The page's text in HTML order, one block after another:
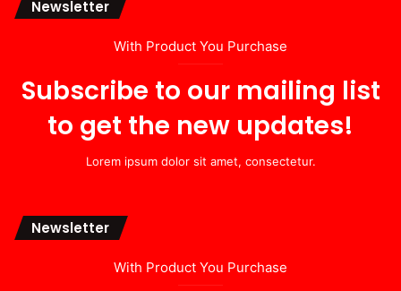
Newsletter
With Product You Purchase
Subscribe to our mailing list
to get the new updates!
Lorem ipsum dolor sit amet, consectetur.
Newsletter
With Product You Purchase